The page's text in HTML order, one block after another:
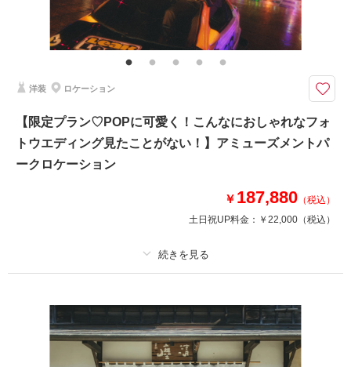
その他含むもの
出張料 / ヘアメイクアテンド / ライブレタッチ
スタジオアクア限定！アウトドア×ウエディングでお二人らしい撮影を
グランピング施設にて、リラックスした雰囲気で撮影が可能です。
アウトドア好きの方や、お二人らしく自然体な様子を残したい方にオスス
メ！
稲毛海浜公園の敷地内のため、グランピングの様子だけではなく、海や大自
然も満喫できる◎
食事・焚き火・宿泊のご予約もOK！
撮影場所：
稲毛海浜公園
相談予約する
来店・オンライン
撮影日の空き
を確認する
洋装 ロケーション
【限定プラン♡POPに可愛く！こんなにおしゃれなフォ
トウエディング見たことがない！】アミューズメントパ
ークロケーション
￥ 187,880 （税込）
土日祝UP料金： ￥22,000 （税込）
新婦衣装1着 新郎衣装1着
着付け ヘアメイク 小物一式
データ 200 カット 台紙付写真